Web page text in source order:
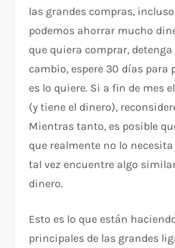
las grandes compras,
podemos ahorrar mucho
que quiera comprar, detenga
cambio, espere 30 días para
es lo quiere. Si a fin de mes
(y tiene el dinero),
Mientras tanto, es posible
que realmente no lo necesita
tal vez encuentre algo
dinero.
Esto es lo que están
principales de las grandes